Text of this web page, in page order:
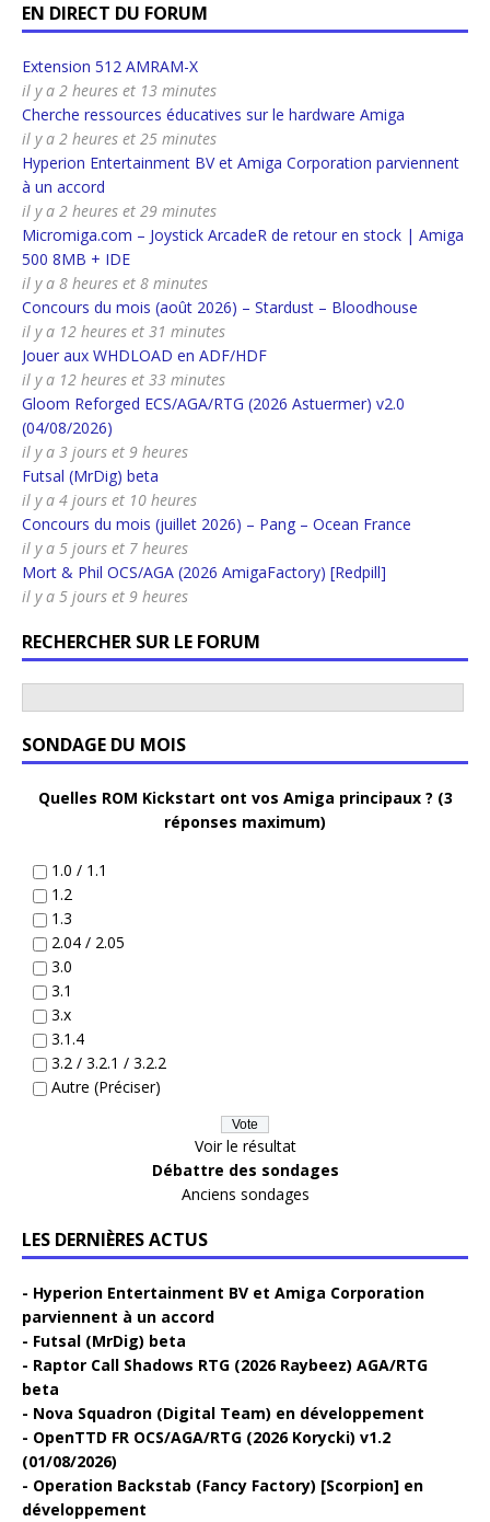
EN DIRECT DU FORUM
Extension 512 AMRAM-X
il y a 2 heures et 13 minutes
Cherche ressources éducatives sur le hardware Amiga
il y a 2 heures et 25 minutes
Hyperion Entertainment BV et Amiga Corporation parviennent
à un accord
il y a 2 heures et 29 minutes
Micromiga.com – Joystick ArcadeR de retour en stock | Amiga
500 8MB + IDE
il y a 8 heures et 8 minutes
Concours du mois (août 2026) – Stardust – Bloodhouse
il y a 12 heures et 31 minutes
Jouer aux WHDLOAD en ADF/HDF
il y a 12 heures et 33 minutes
Gloom Reforged ECS/AGA/RTG (2026 Astuermer) v2.0
(04/08/2026)
il y a 3 jours et 9 heures
Futsal (MrDig) beta
il y a 4 jours et 10 heures
Concours du mois (juillet 2026) – Pang – Ocean France
il y a 5 jours et 7 heures
Mort & Phil OCS/AGA (2026 AmigaFactory) [Redpill]
il y a 5 jours et 9 heures
RECHERCHER SUR LE FORUM
SONDAGE DU MOIS
Quelles ROM Kickstart ont vos Amiga principaux ? (3
réponses maximum)
1.0 / 1.1
1.2
1.3
2.04 / 2.05
3.0
3.1
3.x
3.1.4
3.2 / 3.2.1 / 3.2.2
Autre (Préciser)
Voir le résultat
Débattre des sondages
Anciens sondages
LES DERNIÈRES ACTUS
Hyperion Entertainment BV et Amiga Corporation
parviennent à un accord
Futsal (MrDig) beta
Raptor Call Shadows RTG (2026 Raybeez) AGA/RTG
beta
Nova Squadron (Digital Team) en développement
OpenTTD FR OCS/AGA/RTG (2026 Korycki) v1.2
(01/08/2026)
Operation Backstab (Fancy Factory) [Scorpion] en
développement